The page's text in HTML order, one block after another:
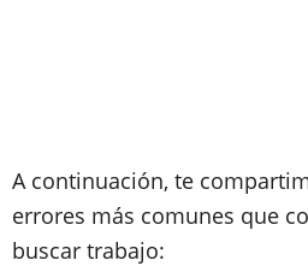
A continuación, te
errores más comunes que
buscar trabajo: